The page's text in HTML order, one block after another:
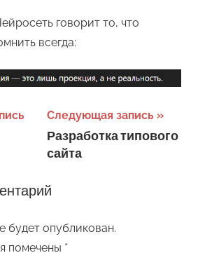
говорит то, что
всегда:
Следующая запись
Разработка типового
сайта
будет опубликован.
помечены *